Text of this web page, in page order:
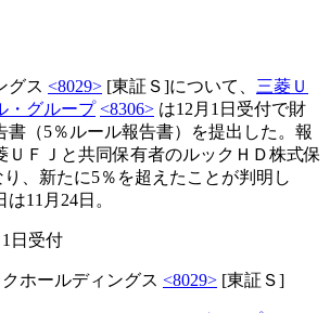
グス <8029> [東証Ｓ]について、 三菱Ｕ
・グループ <8306> は12月1日受付で財
書（5％ルール報告書）を提出した。報
ＵＦＪと共同保有者のルックＨＤ株式保
、新たに5％を超えたことが判明し
11月24日。
日受付
ホールディングス <8029> [東証Ｓ]